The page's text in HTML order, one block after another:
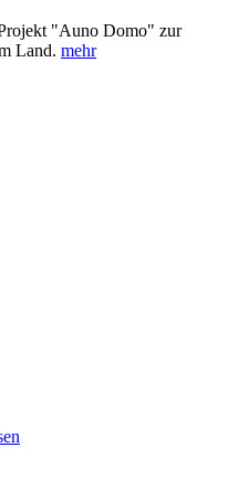
"Auno Domo" zur
Land. mehr